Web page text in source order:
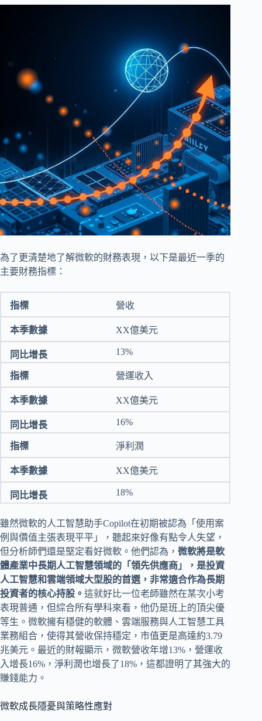
為了更清楚地了解微軟的財務表現，以下是最近一季的
主要財務指標：
營收
XX億美元
13%
營運收入
XX億美元
16%
淨利潤
XX億美元
18%
雖然微軟的人工智慧助手Copilot在初期被認為「使用案
例與價值主張表現平平」，聽起來好像有點令人失望，
但分析師們還是堅定看好微軟。他們認為， 微軟將是軟
體產業中長期人工智慧領域的「領先供應商」，是投資
人工智慧和雲端領域大型股的首選，非常適合作為長期
投資者的核心持股。 這就好比一位老師雖然在某次小考
表現普通，但綜合所有學科來看，他仍是班上的頂尖優
等生。微軟擁有穩健的軟體、雲端服務與人工智慧工具
業務組合，使得其營收保持穩定，市值更是高達約3.79
兆美元。最近的財報顯示，微軟營收年增13%，營運收
入增長16%，淨利潤也增長了18%，這都證明了其強大的
賺錢能力。
微軟成長隱憂與策略性應對